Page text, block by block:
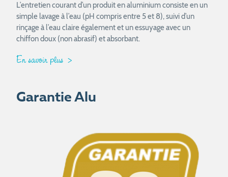
L’entretien courant d’un produit en aluminium consiste en un
simple lavage à l’eau (pH compris entre 5 et 8), suivi d’un
rinçage à l’eau claire également et un essuyage avec un
chiffon doux (non abrasif) et absorbant.
En savoir plus
Garantie Alu